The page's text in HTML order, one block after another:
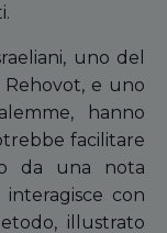
uno del
e uno
hanno
facilitare
da una nota
con
illustrato